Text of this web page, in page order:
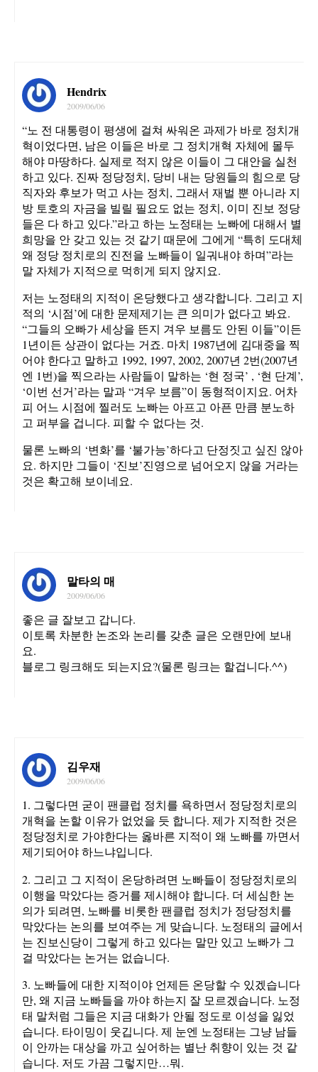
Hendrix
2009/06/06
“노 전 대통령이 평생에 걸쳐 싸워온 과제가 바로 정치개
혁이었다면, 남은 이들은 바로 그 정치개혁 자체에 몰두
해야 마땅하다. 실제로 적지 않은 이들이 그 대안을 실천
하고 있다. 진짜 정당정치, 당비 내는 당원들의 힘으로 당
직자와 후보가 먹고 사는 정치, 그래서 재벌 뿐 아니라 지
방 토호의 자금을 빌릴 필요도 없는 정치, 이미 진보 정당
들은 다 하고 있다.”라고 하는 노정태는 노빠에 대해서 별
희망을 안 갖고 있는 것 같기 때문에 그에게 “특히 도대체
왜 정당 정치로의 진전을 노빠들이 일궈내야 하며”라는
말 자체가 지적으로 먹히게 되지 않지요.
저는 노정태의 지적이 온당했다고 생각합니다. 그리고 지
적의 ‘시점’에 대한 문제제기는 큰 의미가 없다고 봐요.
“그들의 오빠가 세상을 뜬지 겨우 보름도 안된 이들”이든
1년이든 상관이 없다는 거죠. 마치 1987년에 김대중을 찍
어야 한다고 말하고 1992, 1997, 2002, 2007년 2번(2007년
엔 1번)을 찍으라는 사람들이 말하는 ‘현 정국’ , ‘현 단계’,
‘이번 선거’라는 말과 “겨우 보름”이 동형적이지요. 어차
피 어느 시점에 찔러도 노빠는 아프고 아픈 만큼 분노하
고 퍼부을 겁니다. 피할 수 없다는 것.
물론 노빠의 ‘변화’를 ‘불가능’하다고 단정짓고 싶진 않아
요. 하지만 그들이 ‘진보’진영으로 넘어오지 않을 거라는
것은 확고해 보이네요.
말타의 매
2009/06/06
좋은 글 잘보고 갑니다.
이토록 차분한 논조와 논리를 갖춘 글은 오랜만에 보내
요.
블로그 링크해도 되는지요?(물론 링크는 할겁니다.^^)
김우재
2009/06/06
1. 그렇다면 굳이 팬클럽 정치를 욕하면서 정당정치로의
개혁을 논할 이유가 없었을 듯 합니다. 제가 지적한 것은
정당정치로 가야한다는 옳바른 지적이 왜 노빠를 까면서
제기되어야 하느냐입니다.
2. 그리고 그 지적이 온당하려면 노빠들이 정당정치로의
이행을 막았다는 증거를 제시해야 합니다. 더 세심한 논
의가 되려면, 노빠를 비롯한 팬클럽 정치가 정당정치를
막았다는 논의를 보여주는 게 맞습니다. 노정태의 글에서
는 진보신당이 그렇게 하고 있다는 말만 있고 노빠가 그
걸 막았다는 논거는 없습니다.
3. 노빠들에 대한 지적이야 언제든 온당할 수 있겠습니다
만, 왜 지금 노빠들을 까야 하는지 잘 모르겠습니다. 노정
태 말처럼 그들은 지금 대화가 안될 정도로 이성을 잃었
습니다. 타이밍이 웃깁니다. 제 눈엔 노정태는 그냥 남들
이 안까는 대상을 까고 싶어하는 별난 취향이 있는 것 같
습니다. 저도 가끔 그렇지만…뭐.